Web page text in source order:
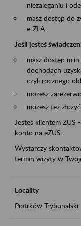
niezaleganiu i
masz dostęp do
e-ZLA
Jeśli jesteś
masz dostęp
dochodach
czyli rocznego
możesz
możesz też
Jesteś klientem ZUS
konto na eZUS.
Wystarczy
termin wizyty w
Locality
Piotrków Trybunalski